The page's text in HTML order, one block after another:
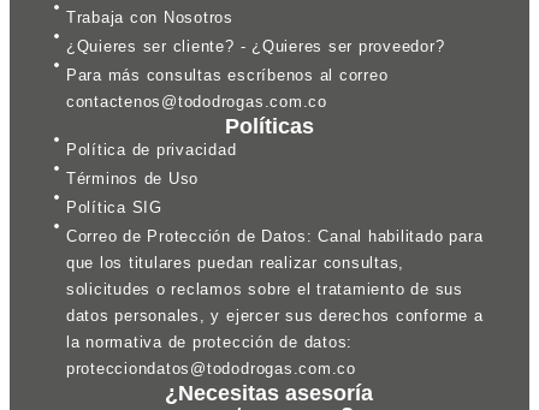
Trabaja con Nosotros
¿Quieres ser cliente? - ¿Quieres ser proveedor?
Para más consultas escríbenos al correo
contactenos@tododrogas.com.co
Políticas
Política de privacidad
Términos de Uso
Política SIG
Correo de Protección de Datos: Canal habilitado para
que los titulares puedan realizar consultas,
solicitudes o reclamos sobre el tratamiento de sus
datos personales, y ejercer sus derechos conforme a
la normativa de protección de datos:
protecciondatos@tododrogas.com.co
¿Necesitas asesoría